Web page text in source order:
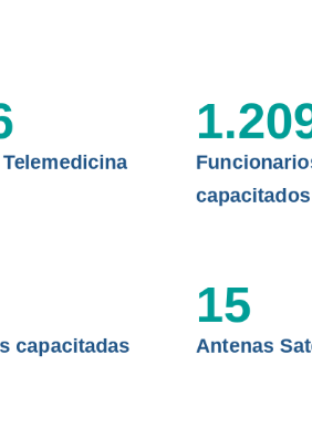
capacitados
capacitadas Antenas
15